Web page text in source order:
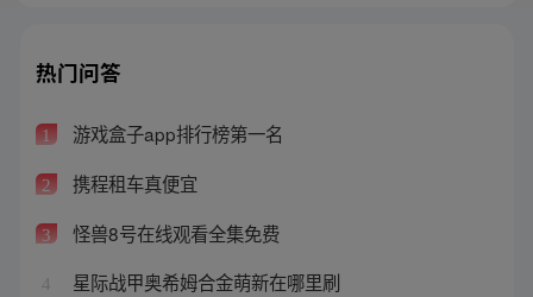
热门问答
1 游戏盒子app排行榜第一名
2 携程租车真便宜
3 怪兽8号在线观看全集免费
4 星际战甲奥希姆合金萌新在哪里刷